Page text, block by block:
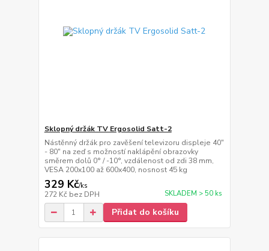
Sklopný držák TV Ergosolid Satt-2
Nástěnný držák pro zavěšení televizoru displeje 40"
- 80" na zeď s možností naklápění obrazovky
směrem dolů 0° / -10°, vzdálenost od zdi 38 mm,
VESA 200x100 až 600x400, nosnost 45 kg
329 Kč/ks
272 Kč bez DPH SKLADEM > 50 ks
Přidat do košíku